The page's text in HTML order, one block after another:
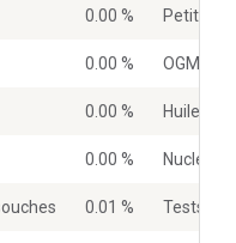
0.00 % Petites
0.00 % OGM
0.00 % Huile de
0.00 % Nucléaire
0.01 % Tests